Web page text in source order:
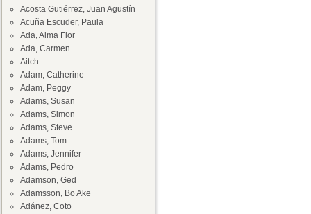
Acosta Gutiérrez, Juan Agustín
Acuña Escuder, Paula
Ada, Alma Flor
Ada, Carmen
Aitch
Adam, Catherine
Adam, Peggy
Adams, Susan
Adams, Simon
Adams, Steve
Adams, Tom
Adams, Jennifer
Adams, Pedro
Adamson, Ged
Adamsson, Bo Ake
Adánez, Coto